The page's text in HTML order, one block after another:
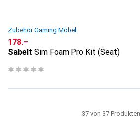
Zubehör Gaming Möbel
CHF
178.–
Sabelt Sim Foam Pro Kit (Seat)
37 von 37 Produkten